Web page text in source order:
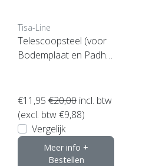
Tisa-Line
Telescoopsteel (voor
Bodemplaat en Padho
€11,95 €20,00 incl. btw
(excl. btw €9,88)
Vergelijk
Meer info +
Bestellen